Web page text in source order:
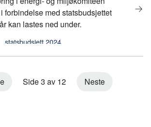
forbindelse med statsbudsjettet
kan lastes ned under.
statsbudsjett 2024
Side 3 av 12 Neste